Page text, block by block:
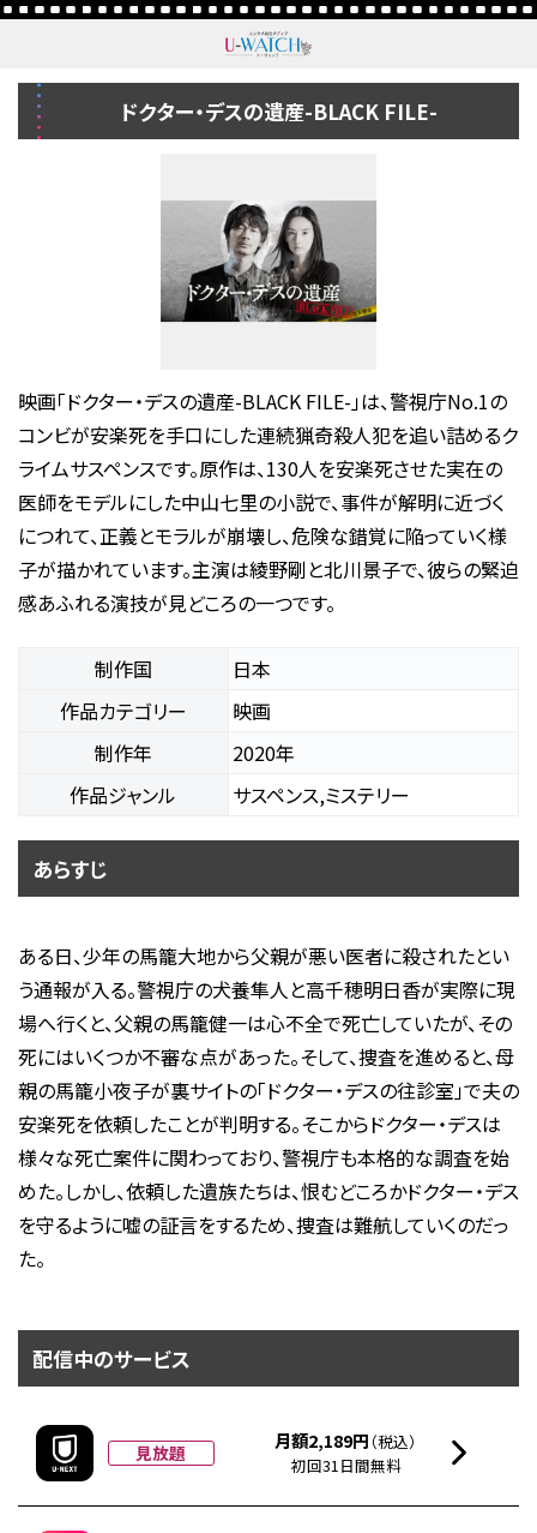
ドクター・デスの遺産-BLACK FILE-
映画「ドクター・デスの遺産-BLACK FILE-」は、警視庁No.1の
コンビが安楽死を手口にした連続猟奇殺人犯を追い詰めるク
ライムサスペンスです。原作は、130人を安楽死させた実在の
医師をモデルにした中山七里の小説で、事件が解明に近づく
につれて、正義とモラルが崩壊し、危険な錯覚に陥っていく様
子が描かれています。主演は綾野剛と北川景子で、彼らの緊迫
感あふれる演技が見どころの一つです。
制作国
日本
作品カテゴリー
映画
制作年
2020年
作品ジャンル
サスペンス,ミステリー
あらすじ
ある日、少年の馬籠大地から父親が悪い医者に殺されたとい
う通報が入る。警視庁の犬養隼人と高千穂明日香が実際に現
場へ行くと、父親の馬籠健一は心不全で死亡していたが、その
死にはいくつか不審な点があった。そして、捜査を進めると、母
親の馬籠小夜子が裏サイトの「ドクター・デスの往診室」で夫の
安楽死を依頼したことが判明する。そこからドクター・デスは
様々な死亡案件に関わっており、警視庁も本格的な調査を始
めた。しかし、依頼した遺族たちは、恨むどころかドクター・デス
を守るように嘘の証言をするため、捜査は難航していくのだっ
た。
配信中のサービス
見放題 月額2,189円 （税込）
初回31日間無料